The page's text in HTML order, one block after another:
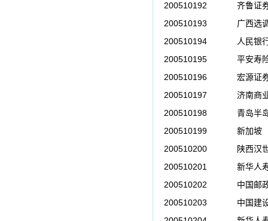
200510192
齐鲁证
200510193
广西选
200510194
人民银
200510195
平安寿
200510196
宏源证
200510197
济南商
200510198
青岛半
200510199
新加坡
200510200
陕西汉
200510201
新华人
200510202
中国邮
200510203
中国建